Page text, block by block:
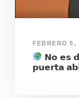
FEBRERO 5,
𝗡𝗼 𝗲𝘀
𝗽𝘂𝗲𝗿𝘁𝗮